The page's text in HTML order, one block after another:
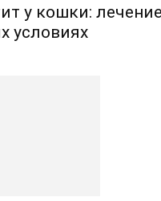
у кошки:
условиях